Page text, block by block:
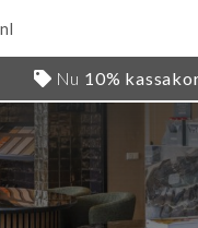
Nu 10%